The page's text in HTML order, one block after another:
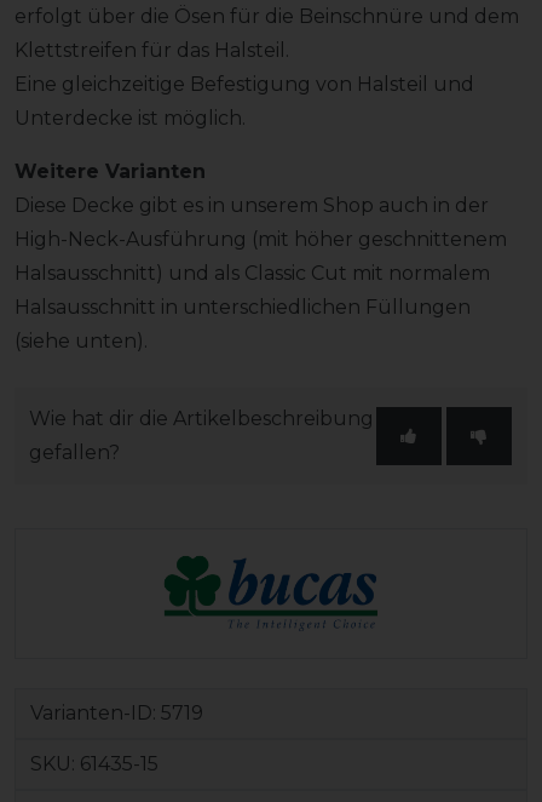
erfolgt über die Ösen für die Beinschnüre und dem
Klettstreifen für das Halsteil.
Eine gleichzeitige Befestigung von Halsteil und
Unterdecke ist möglich.
Weitere Varianten
Diese Decke gibt es in unserem Shop auch in der
High-Neck-Ausführung (mit höher geschnittenem
Halsausschnitt) und als Classic Cut mit normalem
Halsausschnitt in unterschiedlichen Füllungen
(siehe unten).
Wie hat dir die Artikelbeschreibung
gefallen?
Varianten-ID: 5719
SKU: 61435-15